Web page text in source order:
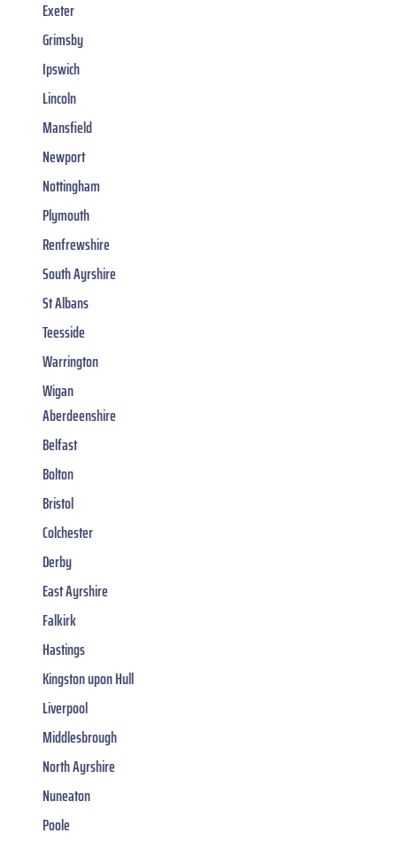
Exeter
Grimsby
Ipswich
Lincoln
Mansfield
Newport
Nottingham
Plymouth
Renfrewshire
South Ayrshire
St Albans
Teesside
Warrington
Wigan
Aberdeenshire
Belfast
Bolton
Bristol
Colchester
Derby
East Ayrshire
Falkirk
Hastings
Kingston upon Hull
Liverpool
Middlesbrough
North Ayrshire
Nuneaton
Poole